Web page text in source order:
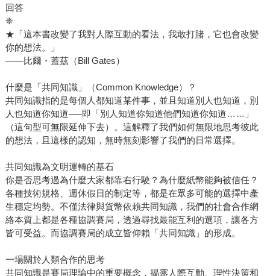
回答
❈
★「這本書改變了我對人際互動的看法，我敢打賭，它也會改變
你的想法。」
——比爾・蓋茲（Bill Gates）
什麼是「共同知識」（Common Knowledge）？
共同知識指的是每個人都知道某件事，並且知道別人也知道，別
人也知道你知道──即「別人知道你知道他們知道你知道……」
（這句型可無限延伸下去）。這解釋了我們如何無限地思考彼此
的想法，且這樣的認知，無時無刻影響了我們的日常選擇。
共同知識為文明運轉的基石
你是否思考過為什麼大家都靠右行駛？為什麼紙幣能夠被信任？
各種技術規格、週休假日的制定等，都是在眾多可能的選擇中產
生穩定均勢。不僅法律與貨幣依賴共同知識，我們的社會合作網
絡本質上都是各種協調賽局，透過尋找最能互利的選項，讓各方
皆可受益。而協調賽局的成立皆仰賴「共同知識」的形成。
一場關於人類合作的思考
共同知識是賽局理論中的重要概念，揭露人際互動、理性決策和